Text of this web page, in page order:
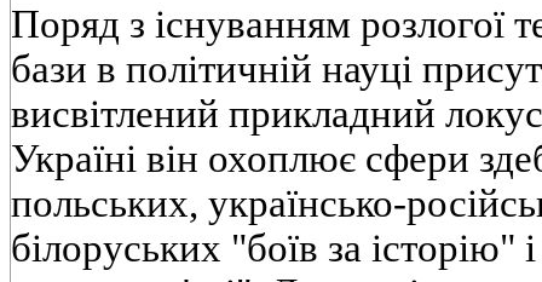
Поряд з існуванням розлогої
бази в політичній науці
висвітлений прикладний
Україні він охоплює сфери
польських, українсько-
білоруських "боїв за історію"